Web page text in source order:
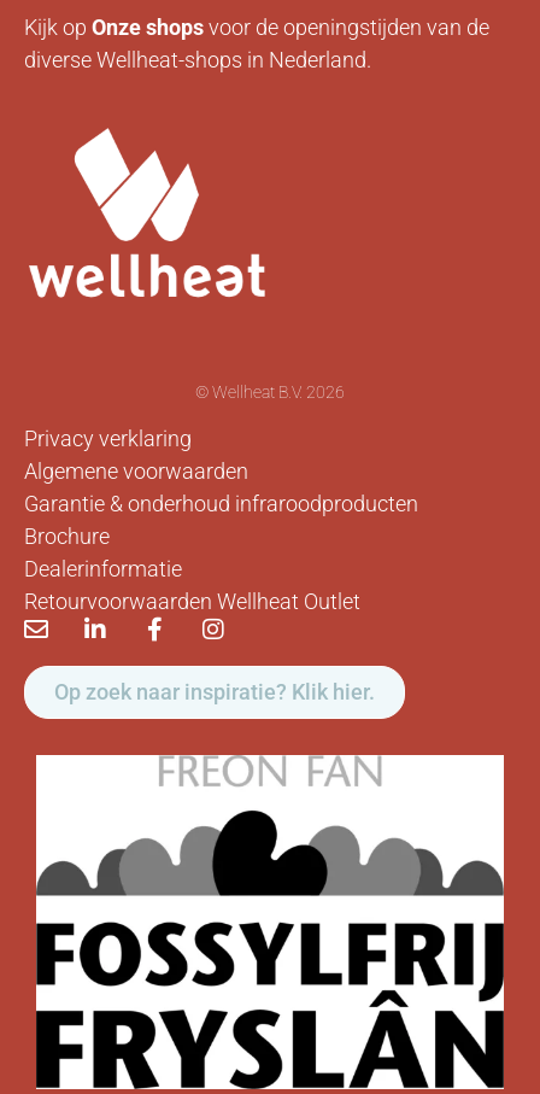
Kijk op Onzeshopsvoor de openingstijden van de
diverse Wellheat-shops in Nederland.
© Wellheat B.V. 2026
Privacy verklaring
Algemene voorwaarden
Garantie & onderhoud infraroodproducten
Brochure
Dealerinformatie
Retourvoorwaarden Wellheat Outlet
Op zoek naar inspiratie? Klik hier.